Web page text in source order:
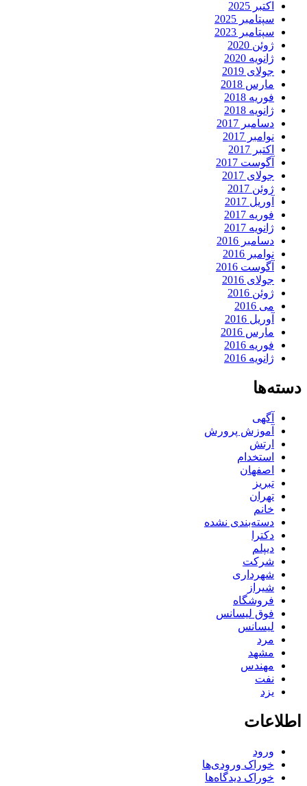
اکتبر 2025
سپتامبر 2025
سپتامبر 2023
ژوئن 2020
ژانویه 2020
جولای 2019
مارس 2018
فوریه 2018
ژانویه 2018
دسامبر 2017
نوامبر 2017
اکتبر 2017
آگوست 2017
جولای 2017
ژوئن 2017
آوریل 2017
فوریه 2017
ژانویه 2017
دسامبر 2016
نوامبر 2016
آگوست 2016
جولای 2016
ژوئن 2016
می 2016
آوریل 2016
مارس 2016
فوریه 2016
ژانویه 2016
دسته‌ها
آگهی
آموزش پرورش
ارتش
استخدام
اصفهان
تبریز
تهران
خانم
دسته‌بندی نشده
دکترا
دیپلم
شرکت
شهرداری
شیراز
فروشگاه
فوق لیسانس
لیسانس
مرد
مشهد
مهندس
نفت
یزد
اطلاعات
ورود
خوراک ورودی‌ها
خوراک دیدگاه‌ها